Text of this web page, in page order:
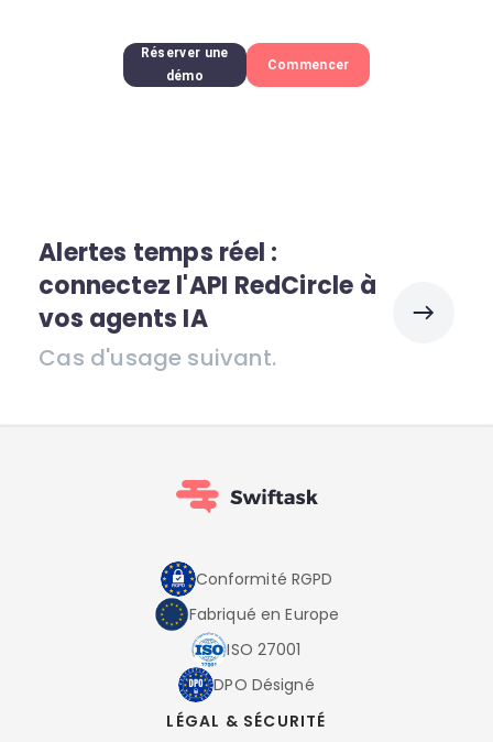
Réserver une
démo
Commencer
Alertes temps réel :
connectez l'API RedCircle à
vos agents IA
Cas d'usage suivant.
Conformité RGPD
Fabriqué en Europe
ISO 27001
DPO Désigné
LÉGAL & SÉCURITÉ